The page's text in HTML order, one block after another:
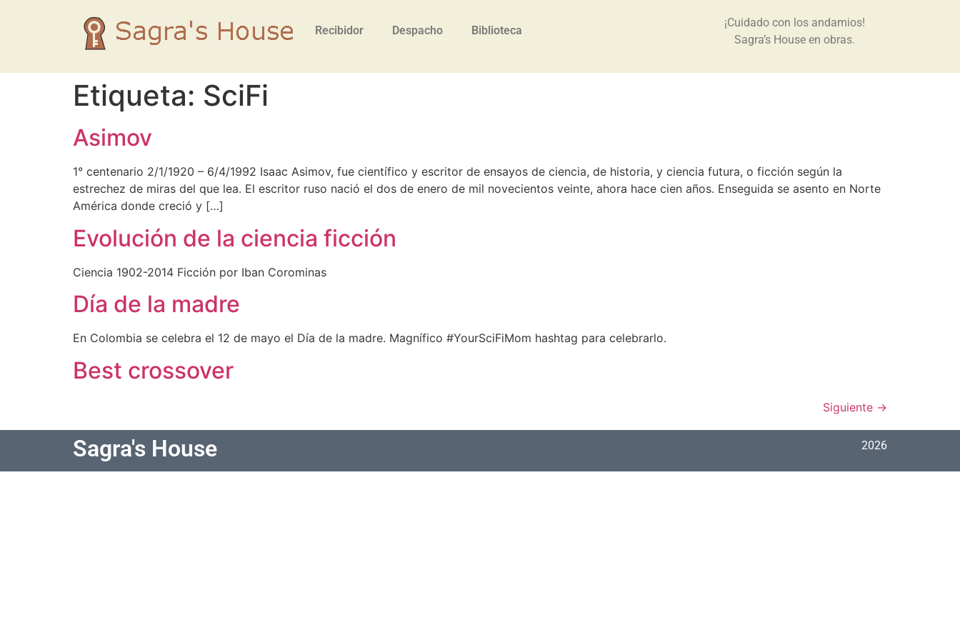
Recibidor Despacho Biblioteca
¡Cuidado con los andamios!
Sagra’s House en obras.
Etiqueta: SciFi
Asimov
1° centenario 2/1/1920 – 6/4/1992 Isaac Asimov, fue científico y escritor de ensayos de ciencia, de historia, y ciencia futura, o ficción según la
estrechez de miras del que lea. El escritor ruso nació el dos de enero de mil novecientos veinte, ahora hace cien años. Enseguida se asento en Norte
América donde creció y […]
Evolución de la ciencia ficción
Ciencia 1902-2014 Ficción por Iban Corominas
Día de la madre
En Colombia se celebra el 12 de mayo el Día de la madre. Magnífico #YourSciFiMom hashtag para celebrarlo.
Best crossover
Siguiente →
Sagra's House 2026